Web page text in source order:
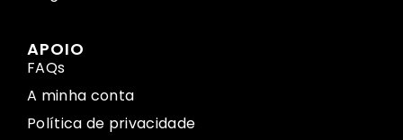
APOIO
FAQs
A minha conta
Política de privacidade